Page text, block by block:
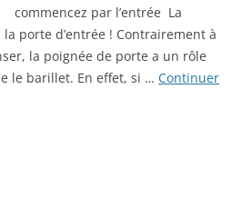
commencez par l’entrée La
porte d’entrée ! Contrairement à
la poignée de porte a un rôle
le barillet. En effet, si … Continuer